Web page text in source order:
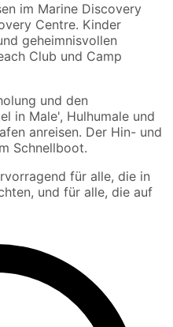
im Marine Discovery
Centre. Kinder
geheimnisvollen
Club und Camp
und den
in Male', Hulhumale und
anreisen. Der Hin- und
Schnellboot.
für alle, die in
und für alle, die auf